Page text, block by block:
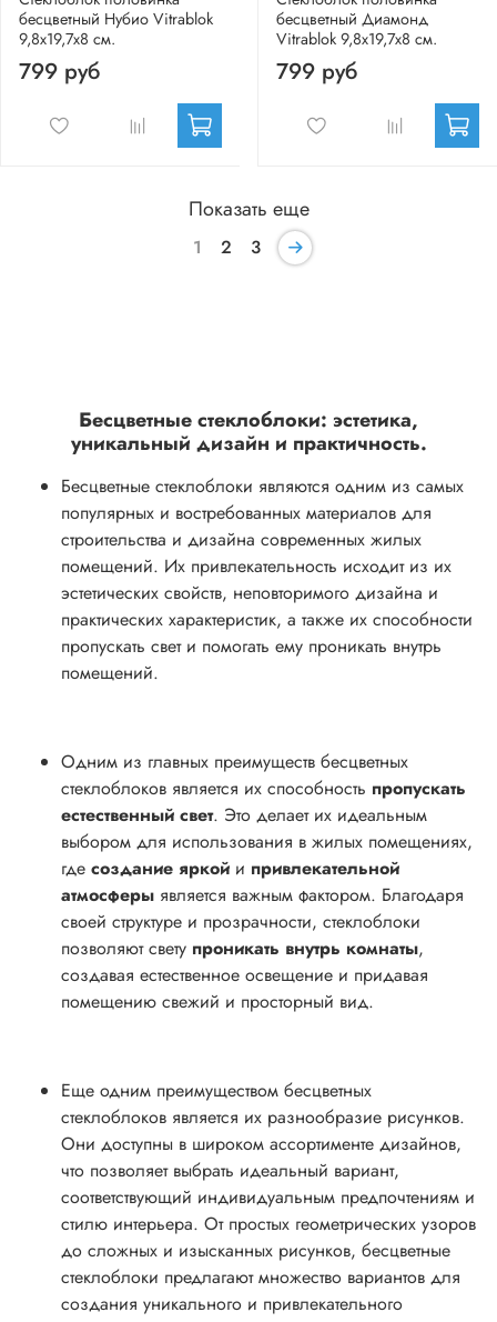
бесцветный Нубио Vitrablok
9,8x19,7x8 см.
799 руб
бесцветный Диамонд
Vitrablok 9,8x19,7x8 см.
799 руб
Показать еще
1 2 3
Бесцветные стеклоблоки: эстетика,
уникальный дизайн и практичность.
Бесцветные стеклоблоки являются одним из самых
популярных и востребованных материалов для
строительства и дизайна современных жилых
помещений. Их привлекательность исходит из их
эстетических свойств, неповторимого дизайна и
практических характеристик, а также их способности
пропускать свет и помогать ему проникать внутрь
помещений.
Одним из главных преимуществ бесцветных
стеклоблоков является их способность пропускать
естественный свет. Это делает их идеальным
выбором для использования в жилых помещениях,
где создание яркой и привлекательной
атмосферы является важным фактором. Благодаря
своей структуре и прозрачности, стеклоблоки
позволяют свету проникать внутрь комнаты,
создавая естественное освещение и придавая
помещению свежий и просторный вид.
Еще одним преимуществом бесцветных
стеклоблоков является их разнообразие рисунков.
Они доступны в широком ассортименте дизайнов,
что позволяет выбрать идеальный вариант,
соответствующий индивидуальным предпочтениям и
стилю интерьера. От простых геометрических узоров
до сложных и изысканных рисунков, бесцветные
стеклоблоки предлагают множество вариантов для
создания уникального и привлекательного